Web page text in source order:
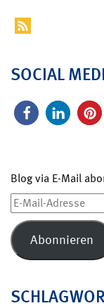
SOCIAL
Blog via E-Mail
E-
Mail-
Adresse
Abonnieren